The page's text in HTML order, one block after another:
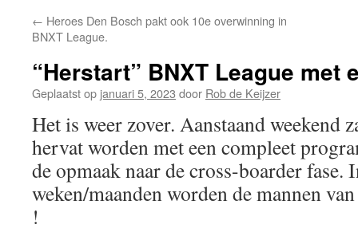
← Heroes Den Bosch pakt ook 10e overwinning in
BNXT League.
“Herstart” BNXT League
Geplaatst op januari 5, 2023 door Rob de Keijzer
Het is weer zover. Aanstaand weekend
hervat worden met een compleet
de opmaak naar de cross-boarder fase.
weken/maanden worden de mannen
!